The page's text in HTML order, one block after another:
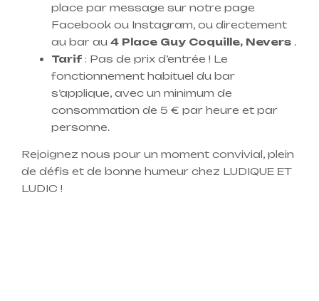
place par message sur notre page
Facebook ou Instagram, ou directement
au bar au 4 Place Guy Coquille, Nevers .
Tarif : Pas de prix d’entrée ! Le
fonctionnement habituel du bar
s’applique, avec un minimum de
consommation de 5 € par heure et par
personne.
Rejoignez nous pour un moment convivial, plein
de défis et de bonne humeur chez LUDIQUE ET
LUDIC !